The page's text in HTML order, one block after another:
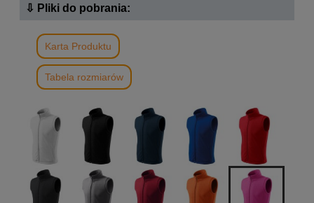
⇩ Pliki do pobrania:
Karta Produktu
Tabela rozmiarów